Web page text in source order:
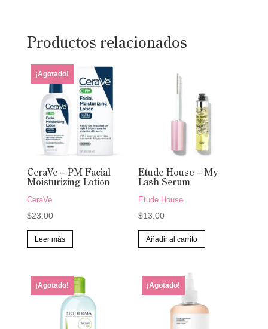
Productos relacionados
¡Agotado!
CeraVe – PM Facial
Moisturizing Lotion
CeraVe
$23.00
Leer más
Etude House – My
Lash Serum
Etude House
$13.00
Añadir al carrito
¡Agotado! ¡Agotado!